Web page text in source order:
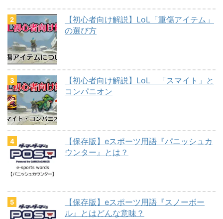
【初心者向け解説】LoL「重傷アイテム」
の選び方
【初心者向け解説】LoL 「スマイト」と
コンパニオン
【保存版】eスポーツ用語『パニッシュカ
ウンター』とは？
【保存版】eスポーツ用語『スノーボー
ル』とはどんな意味？